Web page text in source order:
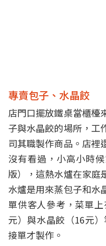
專賣包子、水晶餃
店門口擺放鐵桌當櫃檯
子與水晶餃的場所，工
司其職製作商品。店裡
沒有看過，小高小時
版），這熱水爐在家庭
水爐是用來蒸包子和水
單供客人參考，菜單
元）與水晶餃（16元
接單才製作。